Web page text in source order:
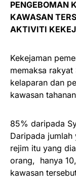
PENGEBOMAN
KAWASAN
AKTIVITI
Kekejaman
memaksa
kelaparan dan
kawasan
85% daripada
Daripada
rejim itu yang
orang, hanya
kawasan